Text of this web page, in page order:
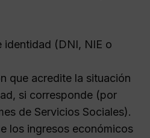
identidad (DNI, NIE o
que acredite la situación
si corresponde (por
de Servicios Sociales).
los ingresos económicos